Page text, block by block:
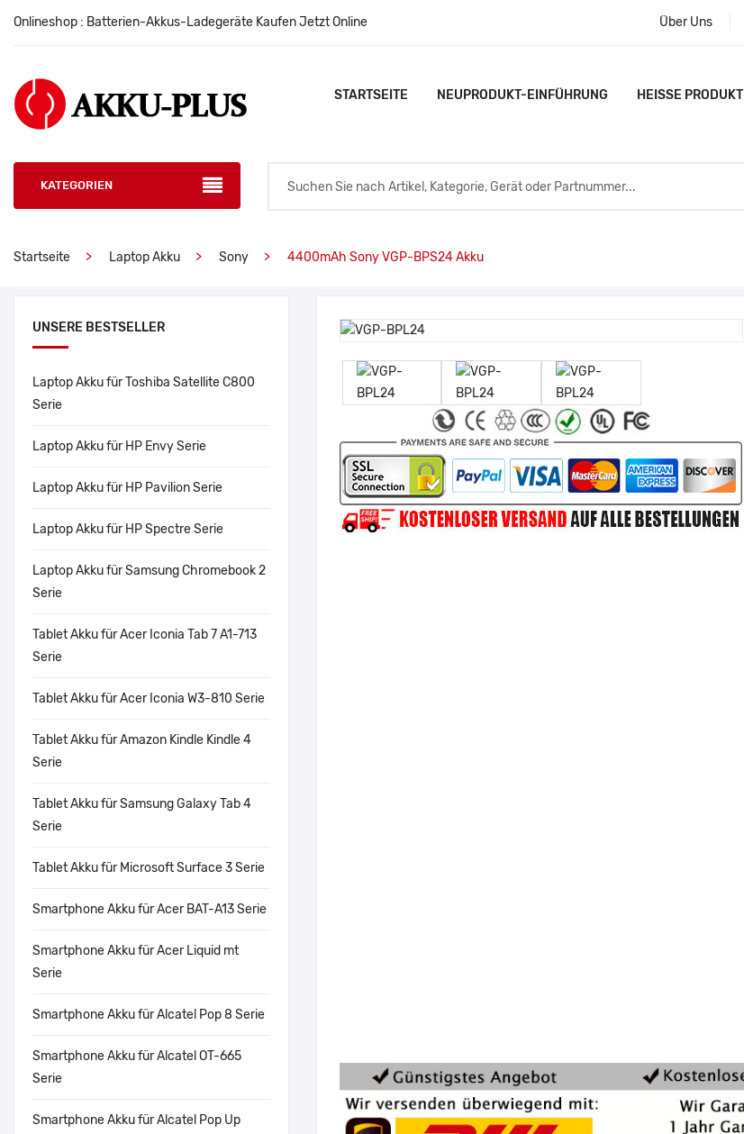
Onlineshop : Batterien-Akkus-Ladegeräte Kaufen Jetzt Online Über Uns
STARTSEITE NEUPRODUKT-EINFÜHRUNG HEISSE PRODUKTE
KATEGORIEN
Startseite Laptop Akku Sony 4400mAh Sony VGP-BPS24 Akku
UNSERE BESTSELLER
Laptop Akku für Toshiba Satellite C800
Serie
Laptop Akku für HP Envy Serie
Laptop Akku für HP Pavilion Serie
Laptop Akku für HP Spectre Serie
Laptop Akku für Samsung Chromebook 2
Serie
Tablet Akku für Acer Iconia Tab 7 A1-713
Serie
Tablet Akku für Acer Iconia W3-810 Serie
Tablet Akku für Amazon Kindle Kindle 4
Serie
Tablet Akku für Samsung Galaxy Tab 4
Serie
Tablet Akku für Microsoft Surface 3 Serie
Smartphone Akku für Acer BAT-A13 Serie
Smartphone Akku für Acer Liquid mt
Serie
Smartphone Akku für Alcatel Pop 8 Serie
Smartphone Akku für Alcatel OT-665
Serie
Smartphone Akku für Alcatel Pop Up